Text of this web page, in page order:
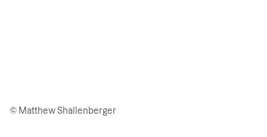
© Matthew Shallenberger